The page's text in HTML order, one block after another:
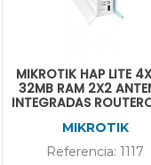
MIKROTIK HAP LITE
32MB RAM 2X2
INTEGRADAS
MIKROTIK
Referencia: 1117